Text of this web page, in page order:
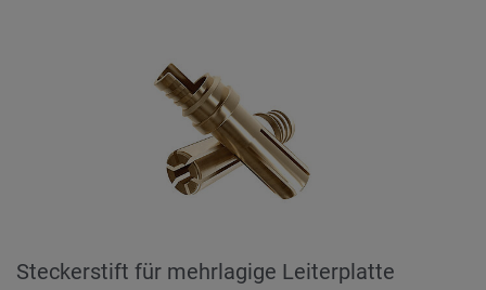
Steckerstift für mehrlagige Leiterplatte